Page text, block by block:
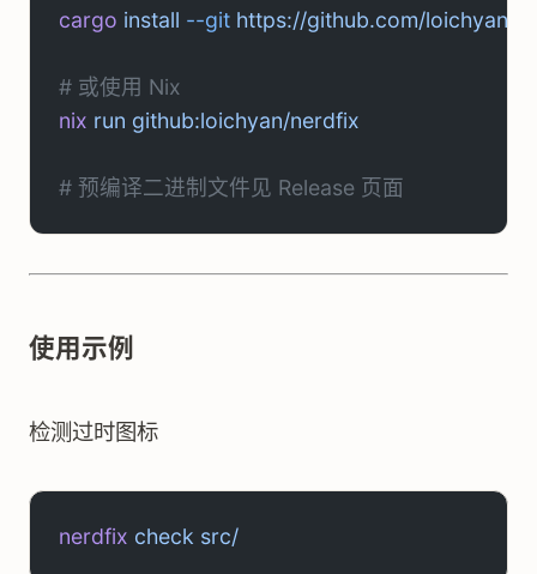
cargo install --git https://github.com/loichyan/
# 或使用 Nix
nix run github:loichyan/nerdfix
# 预编译二进制文件见 Release 页面
使用示例
检测过时图标
nerdfix check src/